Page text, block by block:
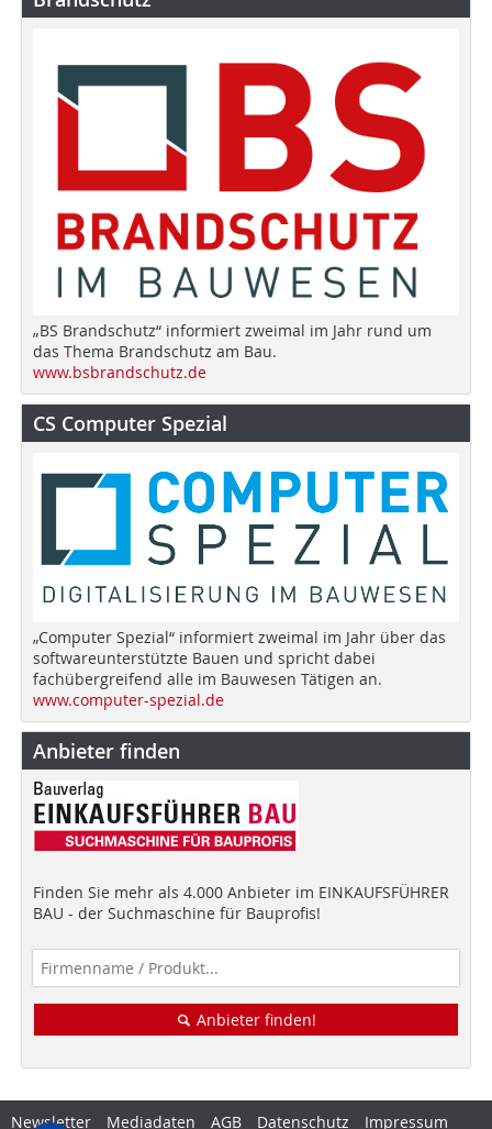
„BS Brandschutz“ informiert zweimal im Jahr rund um
das Thema Brandschutz am Bau.
www.bsbrandschutz.de
CS Computer Spezial
„Computer Spezial“ informiert zweimal im Jahr über das
softwareunterstützte Bauen und spricht dabei
fachübergreifend alle im Bauwesen Tätigen an.
www.computer-spezial.de
Anbieter finden
Finden Sie mehr als 4.000 Anbieter im EINKAUFSFÜHRER
BAU - der Suchmaschine für Bauprofis!
Anbieter finden!
Newsletter Mediadaten AGB Datenschutz Impressum